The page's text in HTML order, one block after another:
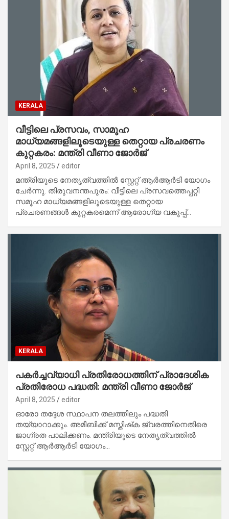
KERALA
വീട്ടിലെ പ്രസവം, സാമൂഹ
മാധ്യമങ്ങളിലൂടെയുള്ള തെറ്റായ പ്രചരണം
കുറ്റകരം: മന്ത്രി വീണാ ജോര്‍ജ്
April 8, 2025 editor
മന്ത്രിയുടെ നേതൃത്വത്തില്‍ സ്റ്റേറ്റ് ആര്‍ആര്‍ടി യോഗം
ചേര്‍ന്നു. തിരുവനന്തപുരം: വീട്ടിലെ പ്രസവത്തെപ്പറ്റി
സമൂഹ മാധ്യമങ്ങളിലൂടെയുള്ള തെറ്റായ
പ്രചരണങ്ങള്‍ കുറ്റകരമെന്ന് ആരോഗ്യ വകുപ്പ്…
KERALA
പകര്‍ച്ചവ്യാധി പ്രതിരോധത്തിന് പ്രാദേശിക
പ്രതിരോധ പദ്ധതി: മന്ത്രി വീണാ ജോര്‍ജ്
April 8, 2025 editor
ഓരോ തദ്ദേശ സ്ഥാപന തലത്തിലും പദ്ധതി
തയ്യാറാക്കും. അമീബിക്ക് മസ്തിഷ്‌ക ജ്വരത്തിനെതിരെ
ജാഗ്രത പാലിക്കണം. മന്ത്രിയുടെ നേതൃത്വത്തില്‍
സ്റ്റേറ്റ് ആര്‍ആര്‍ടി യോഗം…